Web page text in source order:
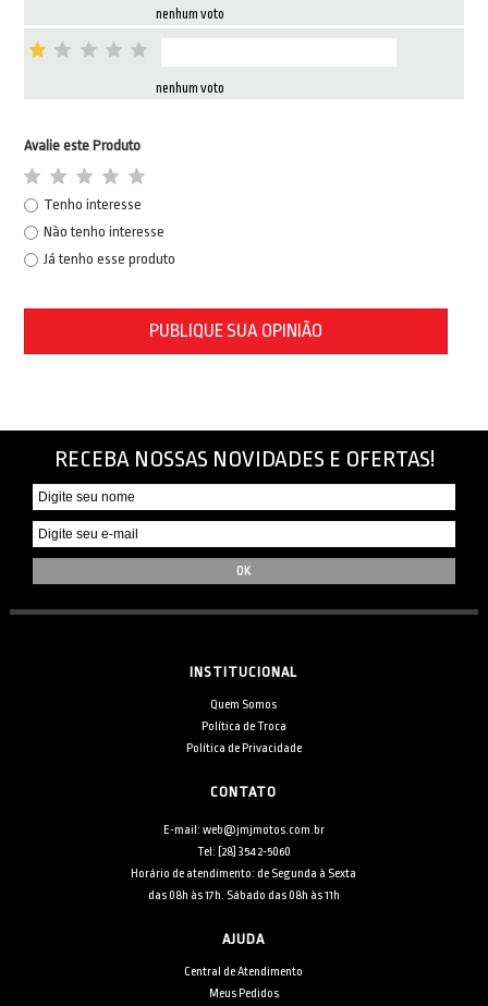
nenhum voto
nenhum voto
Avalie este Produto
Tenho interesse
Não tenho interesse
Já tenho esse produto
PUBLIQUE SUA OPINIÃO
RECEBA NOSSAS NOVIDADES E OFERTAS!
INSTITUCIONAL
Quem Somos
Política de Troca
Política de Privacidade
CONTATO
E-mail: web@jmjmotos.com.br
Tel: [28] 3542-5060
Horário de atendimento: de Segunda à Sexta
das 08h às 17h. Sábado das 08h às 11h
AJUDA
Central de Atendimento
Meus Pedidos